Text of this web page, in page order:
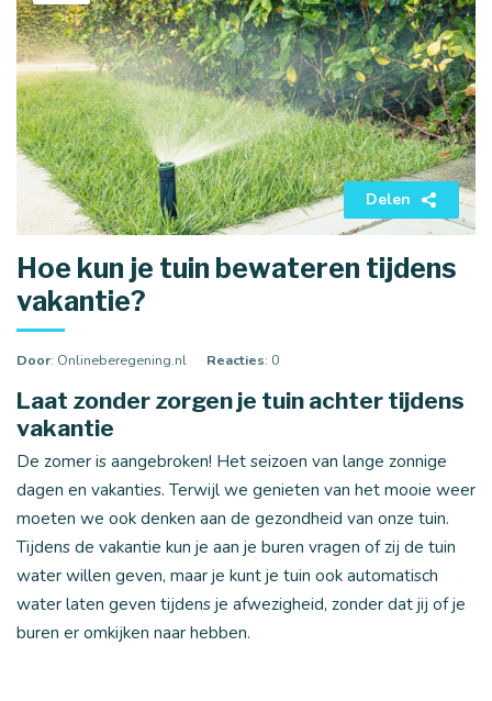
Delen
Hoe kun je tuin bewateren tijdens
vakantie?
Door: Onlineberegening.nl Reacties: 0
Laat zonder zorgen je tuin achter tijdens
vakantie
De zomer is aangebroken! Het seizoen van lange zonnige
dagen en vakanties. Terwijl we genieten van het mooie weer
moeten we ook denken aan de gezondheid van onze tuin.
Tijdens de vakantie kun je aan je buren vragen of zij de tuin
water willen geven, maar je kunt je tuin ook automatisch
water laten geven tijdens je afwezigheid, zonder dat jij of je
buren er omkijken naar hebben.